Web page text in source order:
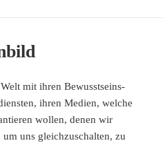
mit ihren Bewusstseins-
ihren Medien, welche
wollen, denen wir
uns gleichzuschalten, zu